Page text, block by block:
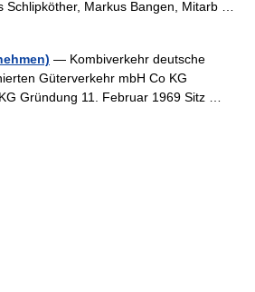
Schlipköther, Markus Bangen, Mitarb …
— Kombiverkehr deutsche
Güterverkehr mbH Co KG
Gründung 11. Februar 1969 Sitz …